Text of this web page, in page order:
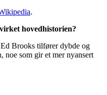
.
hovedhistorien?
Brooks tilfører dybde og
noe som gir et mer nyansert